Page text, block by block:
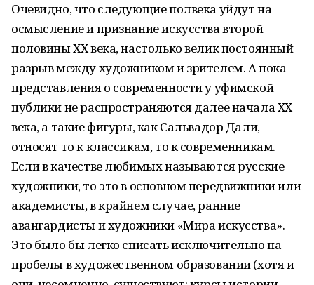
Очевидно, что следующие полвека уйдут на
осмысление и признание искусства второй
половины ХХ века, настолько велик постоянный
разрыв между художником и зрителем. А пока
представления о современности у уфимской
публики не распространяются далее начала ХХ
века, а такие фигуры, как Сальвадор Дали,
относят то к классикам, то к современникам.
Если в качестве любимых называются русские
художники, то это в основном передвижники или
академисты, в крайнем случае, ранние
авангардисты и художники «Мира искусства».
Это было бы легко списать исключительно на
пробелы в художественном образовании (хотя и